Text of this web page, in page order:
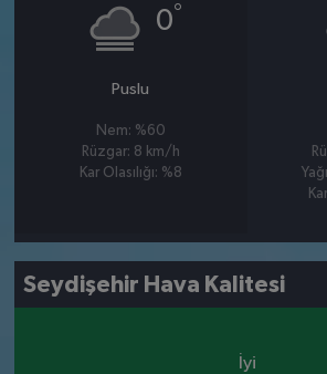
0°
Puslu
Nem: %60
Rüzgar: 8 km/h
Kar Olasılığı: %8
Seydişehir Hava Kalitesi
İyi